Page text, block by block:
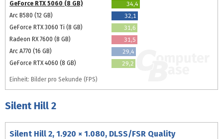
GeForce RTX 5060 (8 GB)
34,4
Arc B580 (12 GB)
32,1
GeForce RTX 3060 Ti (8 GB)
31,6
Radeon RX 7600 (8 GB)
31,5
Arc A770 (16 GB)
29,4
GeForce RTX 4060 (8 GB)
29,2
Einheit: Bilder pro Sekunde (FPS)
Silent Hill 2
Silent Hill 2, 1.920 × 1.080, DLSS/FSR Quality